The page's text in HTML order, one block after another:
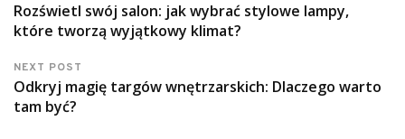
Rozświetl swój salon: jak wybrać stylowe lampy,
które tworzą wyjątkowy klimat?
NEXT POST
Odkryj magię targów wnętrzarskich: Dlaczego warto
tam być?